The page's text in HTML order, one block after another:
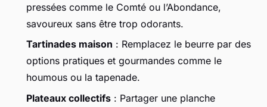
pressées comme le Comté ou l’Abondance,
savoureux sans être trop odorants.
Tartinades maison : Remplacez le beurre par des
options pratiques et gourmandes comme le
houmous ou la tapenade.
Plateaux collectifs : Partager une planche